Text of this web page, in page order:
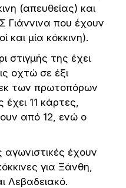
(απευθείας) και
που έχουν
και μία κόκκινη).
στιγμής της έχει
οχτώ σε έξι
εκ των πρωτοπόρων
11 κάρτες,
από 12, ενώ ο
αγωνιστικές έχουν
για Ξάνθη,
Λεβαδειακό.